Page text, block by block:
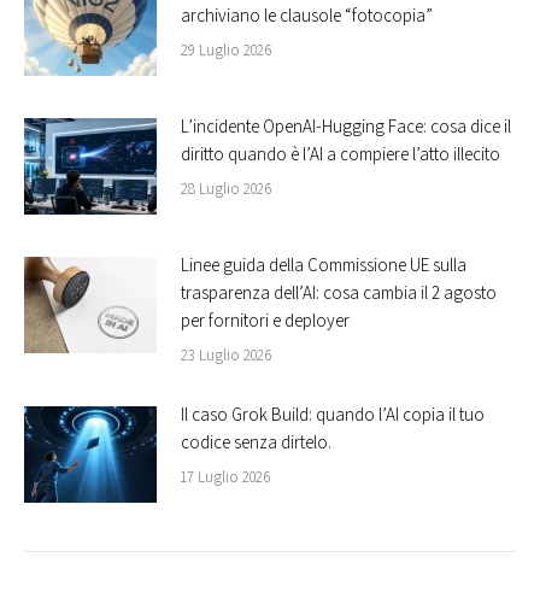
archiviano le clausole “fotocopia”
29 Luglio 2026
L’incidente OpenAI-Hugging Face: cosa dice il
diritto quando è l’AI a compiere l’atto illecito
28 Luglio 2026
Linee guida della Commissione UE sulla
trasparenza dell’AI: cosa cambia il 2 agosto
per fornitori e deployer
23 Luglio 2026
Il caso Grok Build: quando l’AI copia il tuo
codice senza dirtelo.
17 Luglio 2026